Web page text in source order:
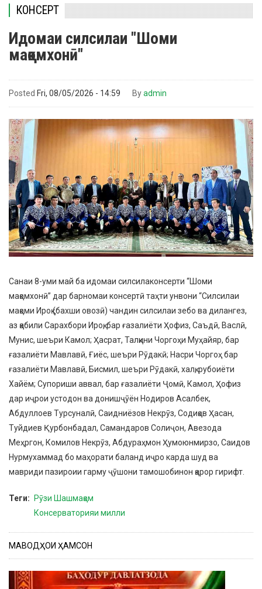
КОНСЕРТ
Идомаи силсилаи "Шоми
мақомхонӣ"
Posted Fri, 08/05/2026 - 14:59 Byadmin
Санаи 8-уми май ба идомаи силсилаконсерти “Шоми
мақомхонӣ” дар барномаи консертӣ таҳти унвони “Силсилаи
мақоми Ироқ (бахши овозӣ) чандин силсилаи зебо ва дилангез,
аз қабили Сарахбори Ироқ, бар ғазалиёти Ҳофиз, Саъдӣ, Васлӣ,
Мунис, шеъри Камол; Ҳасрат, Талқини Чоргоҳи Муҳайяр, бар
ғазалиёти Мавлавӣ, Ғиёс, шеъри Рӯдакӣ; Насри Чоргоҳ бар
ғазалиёти Мавлавӣ, Бисмил, шеъри Рӯдакӣ, халқ, рубоиёти
Хайём; Супориши аввал, бар ғазалиёти Ҷомӣ, Камол, Ҳофиз
дар иҷрои устодон ва донишҷӯён Нодиров Асалбек,
Абдуллоев Турсуналӣ, Саидниёзов Некрӯз, Содиқов Ҳасан,
Туйдиев Қурбонбадал, Самандаров Солиҷон, Авезода
Меҳргон, Комилов Некрӯз, Абдураҳмон Ҳумоюнмирзо, Саидов
Нурмухаммад бо маҳорати баланд иҷро карда шуд ва
мавриди пазироии гарму ҷӯшони тамошобинон қарор гирифт.
Теги
Рӯзи Шашмақом
Консерваторияи милли
МАВОДҲОИ ҲАМСОН